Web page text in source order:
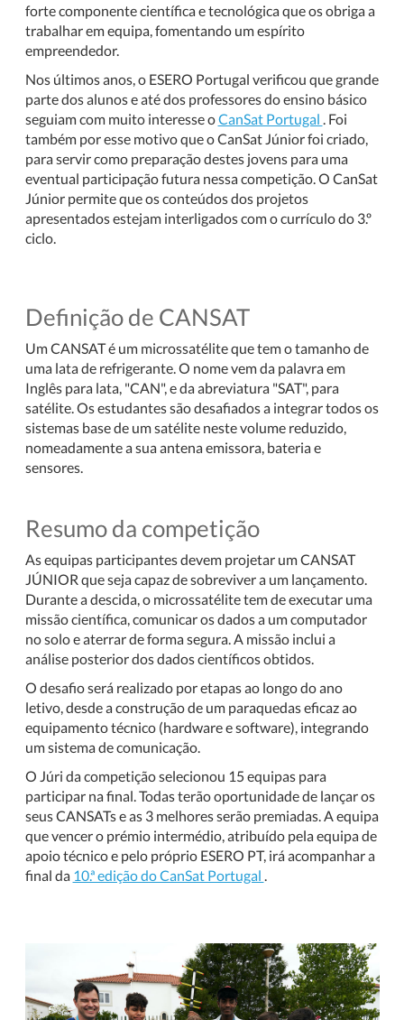
forte componente científica e tecnológica que os obriga a
trabalhar em equipa, fomentando um espírito
empreendedor.
Nos últimos anos, o ESERO Portugal verificou que grande
parte dos alunos e até dos professores do ensino básico
seguiam com muito interesse oCanSat Portugal . Foi
também por esse motivo que o CanSat Júnior foi criado,
para servir como preparação destes jovens para uma
eventual participação futura nessa competição. O CanSat
Júnior permite que os conteúdos dos projetos
apresentados estejam interligados com o currículo do 3.º
ciclo.
Definição de CANSAT
Um CANSAT é um microssatélite que tem o tamanho de
uma lata de refrigerante. O nome vem da palavra em
Inglês para lata, "CAN", e da abreviatura "SAT", para
satélite. Os estudantes são desafiados a integrar todos os
sistemas base de um satélite neste volume reduzido,
nomeadamente a sua antena emissora, bateria e
sensores.
Resumo da competição
As equipas participantes devem projetar um CANSAT
JÚNIOR que seja capaz de sobreviver a um lançamento.
Durante a descida, o microssatélite tem de executar uma
missão científica, comunicar os dados a um computador
no solo e aterrar de forma segura. A missão inclui a
análise posterior dos dados científicos obtidos.
O desafio será realizado por etapas ao longo do ano
letivo, desde a construção de um paraquedas eficaz ao
equipamento técnico (hardware e software), integrando
um sistema de comunicação.
O Júri da competição selecionou 15 equipas para
participar na final. Todas terão oportunidade de lançar os
seus CANSATs e as 3 melhores serão premiadas. A equipa
que vencer o prémio intermédio, atribuído pela equipa de
apoio técnico e pelo próprio ESERO PT, irá acompanhar a
final da 10.ª edição do CanSat Portugal